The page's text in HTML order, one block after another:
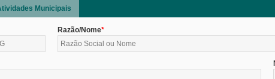
Municipais
Razão/Nome